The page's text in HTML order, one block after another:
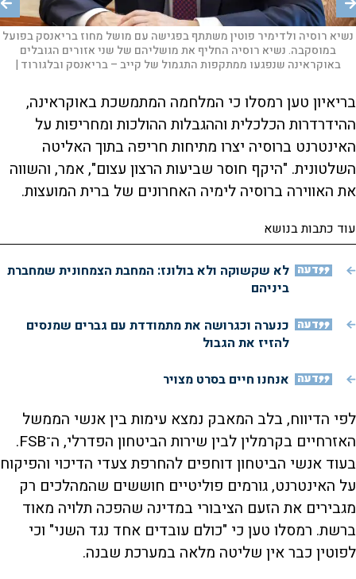
אישה הולכת לאורך גשר שחוצה את נהר מוסקבה מול הקרמלין | צילום:AFP
נשיא רוסיה ולדימיר פוטין משתתף בפגישה עם מושל מחוז בריאנסק בפועל
במוסקבה. נשיא רוסיה החליף את מושליהם של שני אזורים הגובלים
באוקראינה שנפגעו ממתקפות התגמול של קייב – בריאנסק ובלגורוד |
בריאיון טען רמסלו כי המלחמה המתמשכת באוקראינה,
ההידרדרות הכלכלית וההגבלות ההולכות ומחריפות על
האינטרנט ברוסיה יצרו מתיחות חריפה בתוך האליטה
השלטונית. "היקף חוסר שביעות הרצון עצום", אמר, והשווה
את האווירה ברוסיה לימיה האחרונים של ברית המועצות.
עוד כתבות בנושא
דעה לא שקשוקה ולא בולונז: המחבת הצמחונית שמחברת
ביניהם
דעה כנערה וכגרושה את מתמודדת עם גברים שמנסים
להזיז את הגבול
דעה אנחנו חיים בסרט מצויר
לפי הדיווח, בלב המאבק נמצא עימות בין אנשי הממשל
האזרחיים בקרמלין לבין שירות הביטחון הפדרלי, ה־FSB.
בעוד אנשי הביטחון דוחפים להחרפת צעדי הדיכוי והפיקוח
על האינטרנט, גורמים פוליטיים חוששים שהמהלכים רק
מגבירים את הזעם הציבורי במדינה שהפכה תלויה מאוד
ברשת. רמסלו טען כי "כולם עובדים אחד נגד השני" וכי
לפוטין כבר אין שליטה מלאה במערכת שבנה.